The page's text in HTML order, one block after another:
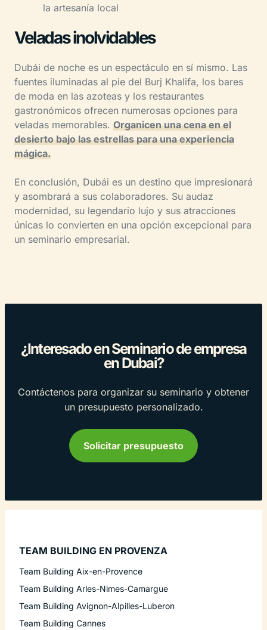
la artesanía local
Veladas inolvidables
Dubái de noche es un espectáculo en sí mismo. Las
fuentes iluminadas al pie del Burj Khalifa, los bares
de moda en las azoteas y los restaurantes
gastronómicos ofrecen numerosas opciones para
veladas memorables. Organicen una cena en el
desierto bajo las estrellas para una experiencia
mágica.
En conclusión, Dubái es un destino que impresionará
y asombrará a sus colaboradores. Su audaz
modernidad, su legendario lujo y sus atracciones
únicas lo convierten en una opción excepcional para
un seminario empresarial.
¿Interesado en Seminario de empresa
en Dubai?
Contáctenos para organizar su seminario y obtener
un presupuesto personalizado.
Solicitar presupuesto
TEAM BUILDING EN PROVENZA
Team Building Aix-en-Provence
Team Building Arles-Nimes-Camargue
Team Building Avignon-Alpilles-Luberon
Team Building Cannes